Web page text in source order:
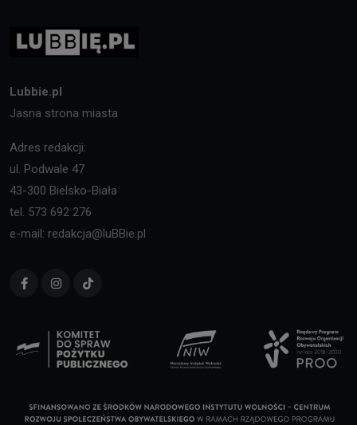
Lubbie.pl
Jasna strona miasta
Adres redakcji:
ul. Podwale 47
43-300 Bielsko-Biała
tel. 573 692 276
e-mail: redakcja@luBBie.pl